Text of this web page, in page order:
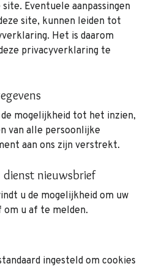
Eventuele aanpassingen
site, kunnen leiden tot
Het is daarom
privacyverklaring te
mogelijkheid tot het inzien,
van alle persoonlijke
aan ons zijn verstrekt.
dienst nieuwsbrief
u de mogelijkheid om uw
om u af te melden.
ingesteld om cookies